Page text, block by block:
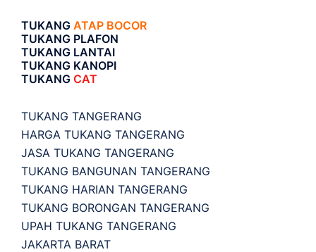
TUKANG ATAP BOCOR
TUKANG PLAFON
TUKANG LANTAI
TUKANG KANOPI
TUKANG CAT
TUKANG TANGERANG
HARGA TUKANG TANGERANG
JASA TUKANG TANGERANG
TUKANG BANGUNAN TANGERANG
TUKANG HARIAN TANGERANG
TUKANG BORONGAN TANGERANG
UPAH TUKANG TANGERANG
JAKARTA BARAT